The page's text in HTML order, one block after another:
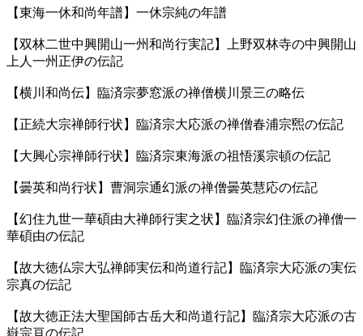
【東海一休和尚年譜】一休宗純の年譜
【双林二世中興開山一州和尚行実記】上野双林寺の中興開山
上人一州正伊の伝記
【横川和尚伝】臨済宗夢窓派の禅僧横川景三の略伝
【正続大宗禅師行状】臨済宗大応派の禅僧春浦宗煕の伝記
【大興心宗禅師行状】臨済宗東海派の祖悟溪宗頓の伝記
【曇英和尚行状】曹洞宗通幻派の禅僧曇英慧応の伝記
【幻住九世一華碩由大禅師行実之状】臨済宗幻住派の禅僧一
華碩由の伝記
【故大徳仏宗大弘禅師実伝和尚道行記】臨済宗大応派の実伝
宗真の伝記
【故大徳正法大聖国師古岳大和尚道行記】臨済宗大応派の古